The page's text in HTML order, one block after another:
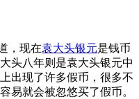
，现在袁大头银元是钱币
头八年则是袁大头银元中
出现了许多假币，很多不
易就会被忽悠买了假币。